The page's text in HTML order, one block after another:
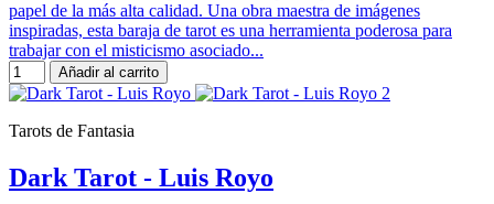
papel de la más alta calidad. Una obra maestra de imágenes
inspiradas, esta baraja de tarot es una herramienta poderosa para
trabajar con el misticismo asociado...
Añadir al carrito
Tarots de Fantasia
Dark Tarot - Luis Royo